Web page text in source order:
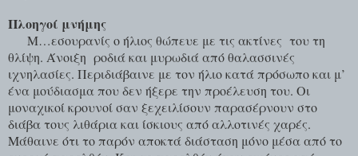
Πλοηγοί μνήμης
Μ…εσουρανίς ο ήλιος θώπευε με τις ακτίνες του τη
θλίψη. Άνοιξη ροδιά και μυρωδιά από θαλασσινές
ιχνηλασίες. Περιδιάβαινε με τον ήλιο κατά πρόσωπο και μ’
ένα μούδιασμα που δεν ήξερε την προέλευση του. Οι
μοναχικοί κρουνοί σαν ξεχειλίσουν παρασέρνουν στο
διάβα τους λιθάρια και ίσκιους από αλλοτινές χαρές.
Μάθαινε ότι το παρόν αποκτά διάσταση μόνο μέσα από το